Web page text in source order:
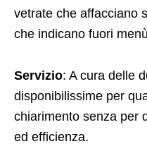
vetrate che affacciano
che indicano fuori
Servizio: A cura delle
disponibilissime per
chiarimento senza per
ed efficienza.